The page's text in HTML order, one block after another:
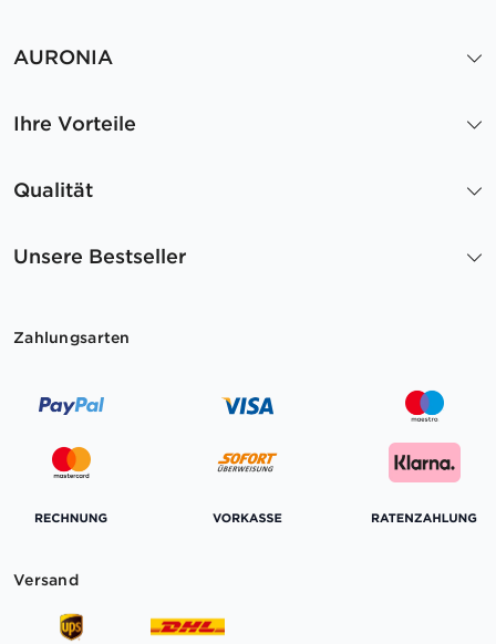
AURONIA
Ihre Vorteile
Qualität
Unsere Bestseller
Zahlungsarten
Versand